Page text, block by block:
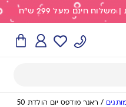
/
ראנר מודפס יום הולדת 50